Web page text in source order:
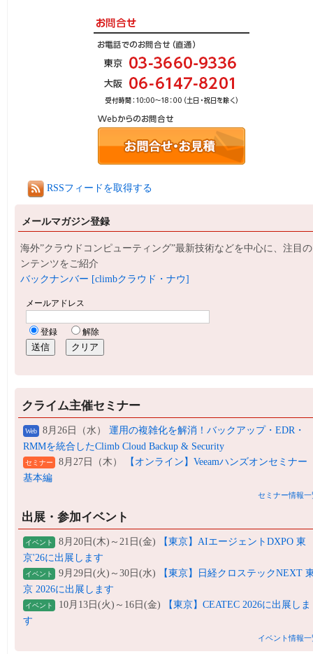
RSSフィードを取得する
メールマガジン登録
海外”クラウドコンピューティング”最新技術などを中心に、注目
ンテンツをご紹介
バックナンバー [climbクラウド・ナウ]
クライム主催セミナー
Web 8月26日（水） 運用の複雑化を解消！バックアップ・EDR・
RMMを統合したClimb Cloud Backup & Security
セミナー 8月27日（木）
【オンライン】Veeamハンズオンセミナー
基本編
セミナー情報一
出展・参加イベント
イベント 8月20日(木)～21日(金)
【東京】AIエージェントDXPO 東
京'26に出展します
イベント 9月29日(火)～30日(水)
【東京】日経クロステックNEXT
京 2026に出展します
イベント 10月13日(火)～16日(金)
【東京】CEATEC 2026に出展しま
す
イベント情報一